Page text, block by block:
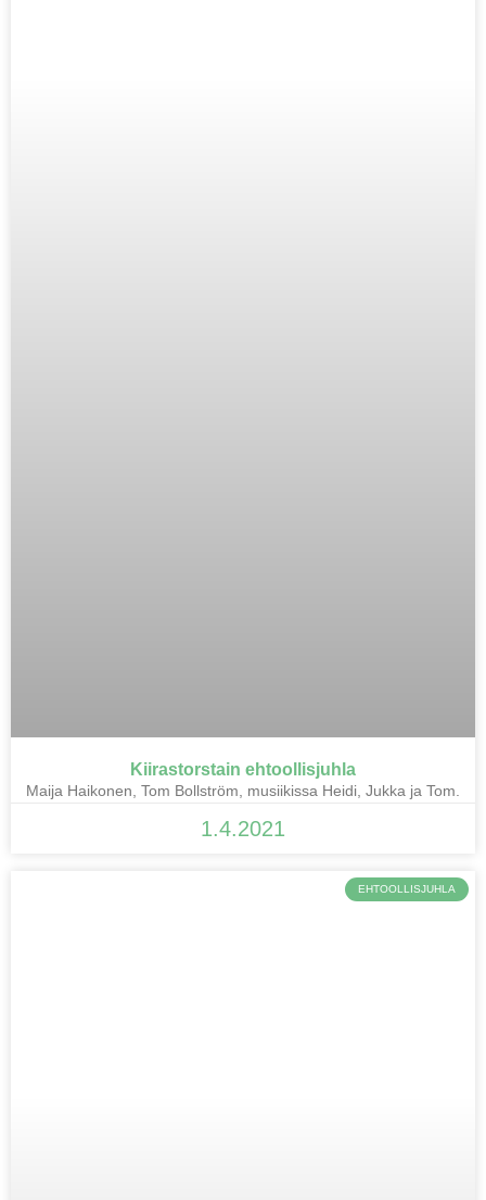
Kiirastorstain ehtoollisjuhla
Maija Haikonen, Tom Bollström, musiikissa Heidi, Jukka ja Tom.
1.4.2021
EHTOOLLISJUHLA